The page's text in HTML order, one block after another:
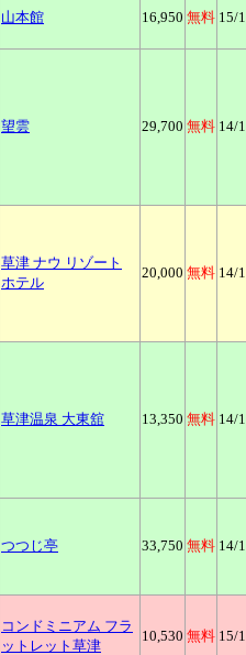
山本館 16,950 無料 15/
望雲 29,700 無料 14/
草津 ナウ リゾート
ホテル
20,000 無料 14/
草津温泉 大東舘 13,350 無料 14/
つつじ亭 33,750 無料 14/
コンドミニアム フラ
ットレット草津
10,530 無料 15/